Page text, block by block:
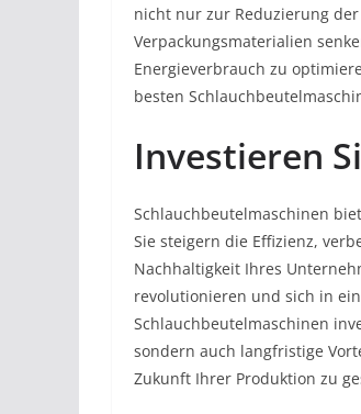
nicht nur zur Reduzierung
Verpackungsmaterialien
Energieverbrauch zu
besten
Investieren
Schlauchbeutelmaschinen
Sie steigern die Effizienz,
Nachhaltigkeit Ihres
revolutionieren und sich in
Schlauchbeutelmaschinen
sondern auch langfristige
Zukunft Ihrer Produktion zu